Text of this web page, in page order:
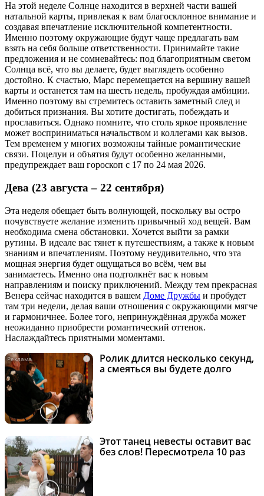
На этой неделе Солнце находится в верхней части вашей
натальной карты, привлекая к вам благосклонное внимание и
создавая впечатление исключительной компетентности.
Именно поэтому окружающие будут чаще предлагать вам
взять на себя больше ответственности. Принимайте такие
предложения и не сомневайтесь: под благоприятным светом
Солнца всё, что вы делаете, будет выглядеть особенно
достойно. К счастью, Марс перемещается на вершину вашей
карты и останется там на шесть недель, пробуждая амбиции.
Именно поэтому вы стремитесь оставить заметный след и
добиться признания. Вы хотите достигать, побеждать и
прославиться. Однако помните, что столь яркое проявление
может восприниматься начальством и коллегами как вызов.
Тем временем у многих возможны тайные романтические
связи. Поцелуи и объятия будут особенно желанными,
предупреждает ваш гороскоп с 17 по 24 мая 2026.
Дева (23 августа – 22 сентября)
Эта неделя обещает быть волнующей, поскольку вы остро
почувствуете желание изменить привычный ход вещей. Вам
необходима смена обстановки. Хочется выйти за рамки
рутины. В идеале вас тянет к путешествиям, а также к новым
знаниям и впечатлениям. Поэтому неудивительно, что эта
мощная энергия будет ощущаться во всём, чем вы
занимаетесь. Именно она подтолкнёт вас к новым
направлениям и поиску приключений. Между тем прекрасная
Венера сейчас находится в вашем Доме Дружбы и пробудет
там три недели, делая ваши отношения с окружающими мягче
и гармоничнее. Более того, непринуждённая дружба может
неожиданно приобрести романтический оттенок.
Наслаждайтесь приятными моментами.
i
Ролик длится несколько секунд,
а смеяться вы будете долго
i
Этот танец невесты оставит вас
без слов! Пересмотрела 10 раз